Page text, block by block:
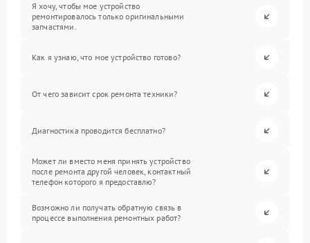
Я хочу, чтобы мое устройство
ремонтировалось только оригинальными
запчастями.
Как я узнаю, что мое устройство готово?
От чего зависит срок ремонта техники?
Диагностика проводится бесплатно?
Может ли вместо меня принять устройство
после ремонта другой человек, контактный
телефон которого я предоставлю?
Возможно ли получать обратную связь в
процессе выполнения ремонтных работ?